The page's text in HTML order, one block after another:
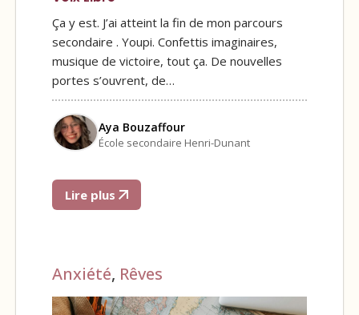
Ça y est. J’ai atteint la fin de mon parcours
secondaire . Youpi. Confettis imaginaires,
musique de victoire, tout ça. De nouvelles
portes s’ouvrent, de…
Aya Bouzaffour
École secondaire Henri-Dunant
Lire plus
Anxiété, Rêves